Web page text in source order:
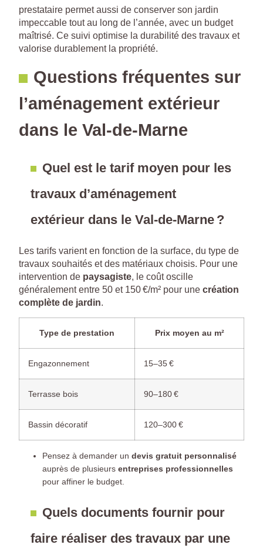
prestataire permet aussi de conserver son jardin
impeccable tout au long de l’année, avec un budget
maîtrisé. Ce suivi optimise la durabilité des travaux et
valorise durablement la propriété.
Questions fréquentes sur
l’aménagement extérieur
dans le Val-de-Marne
Quel est le tarif moyen pour les
travaux d’aménagement
extérieur dans le Val-de-Marne ?
Les tarifs varient en fonction de la surface, du type de
travaux souhaités et des matériaux choisis. Pour une
intervention de paysagiste, le coût oscille
généralement entre 50 et 150 €/m² pour une création
complète de jardin.
Type de prestation Prix moyen au m²
Engazonnement 15–35 €
Terrasse bois 90–180 €
Bassin décoratif 120–300 €
Pensez à demander un devis gratuit personnalisé
auprès de plusieurs entreprises professionnelles
pour affiner le budget.
Quels documents fournir pour
faire réaliser des travaux par une